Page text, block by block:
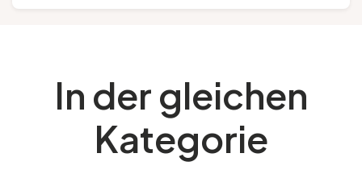
In der gleichen
Kategorie